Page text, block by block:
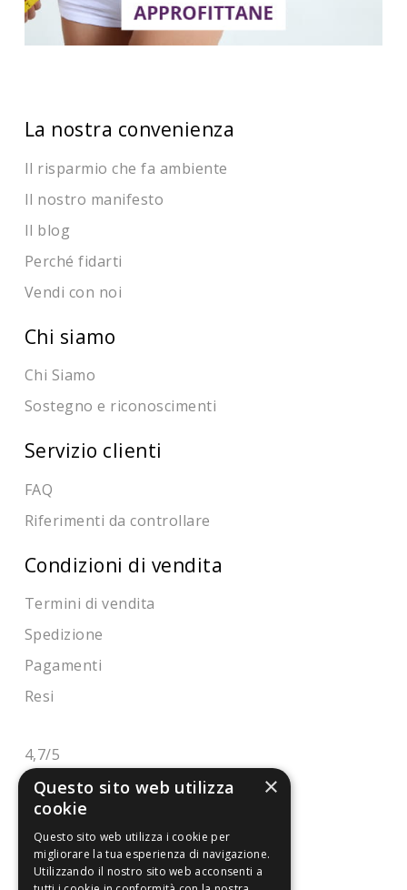
La nostra convenienza
Il risparmio che fa ambiente
Il nostro manifesto
Il blog
Perché fidarti
Vendi con noi
Chi siamo
Chi Siamo
Sostegno e riconoscimenti
Servizio clienti
FAQ
Riferimenti da controllare
Condizioni di vendita
Termini di vendita
Spedizione
Pagamenti
Resi
4,7/5
Eccellente
3.818
Recensioni
×
Questo sito web utilizza
cookie
Questo sito web utilizza i cookie per
migliorare la tua esperienza di navigazione.
Utilizzando il nostro sito web acconsenti a